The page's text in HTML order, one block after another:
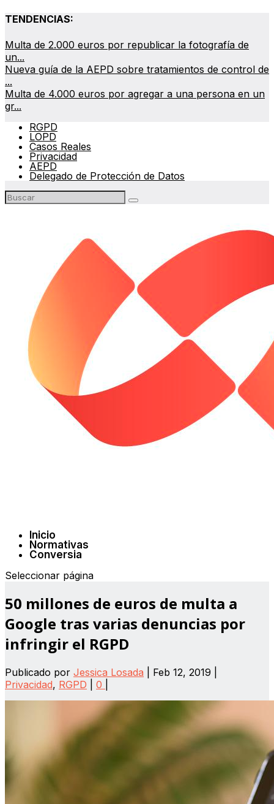
TENDENCIAS:
Multa de 2.000 euros por republicar la fotografía de
un...
Nueva guía de la AEPD sobre tratamientos de control de
...
Multa de 4.000 euros por agregar a una persona en un
gr...
RGPD
LOPD
Casos Reales
Privacidad
AEPD
Delegado de Protección de Datos
Inicio
Normativas
Conversia
Seleccionar página
50 millones de euros de multa a
Google tras varias denuncias por
infringir el RGPD
Publicado por Jessica Losada Feb 12, 2019
Privacidad, RGPD 0